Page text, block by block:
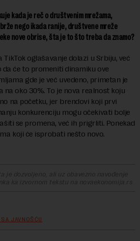
kada je reč o društvenim mrežama,
nego ikada ranije, društvene mreže
nove obrise, šta je to što treba da znamo?
TikTok oglašavanje dolazi u Srbiju, već
da će to promeniti dinamiku ove
gde je već uvedeno, primetan je
na oko 30%. To je nova realnost koju
na početku, jer brendovi koji prvi
konkurenciju mogu očekivati bolje
se promena, već ih prigrliti. Ponekad
koji će isprobati nešto novo.
je dozvoljeno, ali uz obavezno navođenje
ka izvornom tekstu na novaekonomija.rs
JAVNOŠĆU